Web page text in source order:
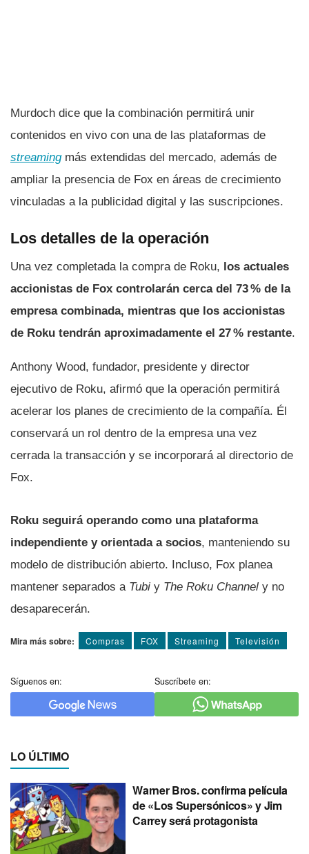
Murdoch dice que la combinación permitirá unir
contenidos en vivo con una de las plataformas de
streamingmás extendidas del mercado, además de
ampliar la presencia de Fox en áreas de crecimiento
vinculadas a la publicidad digital y las suscripciones.
Los detalles de la operación
Una vez completada la compra de Roku, los actuales
accionistas de Fox controlarán cerca del 73 % de la
empresa combinada, mientras que los accionistas
de Roku tendrán aproximadamente el 27 % restante.
Anthony Wood, fundador, presidente y director
ejecutivo de Roku, afirmó que la operación permitirá
acelerar los planes de crecimiento de la compañía. Él
conservará un rol dentro de la empresa una vez
cerrada la transacción y se incorporará al directorio de
Fox.
Roku seguirá operando como una plataforma
independiente y orientada a socios, manteniendo su
modelo de distribución abierto. Incluso, Fox planea
mantener separados a Tubi y The Roku Channel y no
desaparecerán.
Mira más sobre: Compras FOX Streaming Televisión
Síguenos en: Suscríbete en:
LO ÚLTIMO
Warner Bros. confirma película
de «Los Supersónicos» y Jim
Carrey será protagonista